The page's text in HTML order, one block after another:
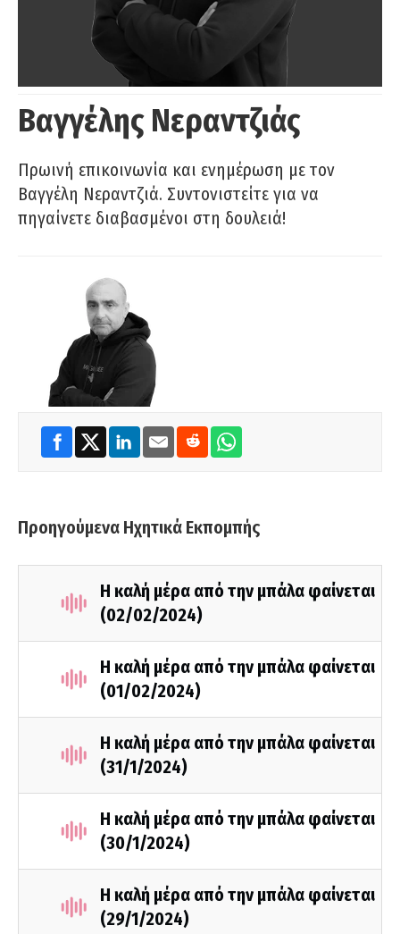
Βαγγέλης Νεραντζιάς
Πρωινή επικοινωνία και ενημέρωση με τον
Βαγγέλη Νεραντζιά. Συντονιστείτε για να
πηγαίνετε διαβασμένοι στη δουλειά!
Προηγούμενα Ηχητικά Εκπομπής
Η καλή μέρα από την μπάλα φαίνεται
(02/02/2024)
Η καλή μέρα από την μπάλα φαίνεται
(01/02/2024)
Η καλή μέρα από την μπάλα φαίνεται
(31/1/2024)
Η καλή μέρα από την μπάλα φαίνεται
(30/1/2024)
Η καλή μέρα από την μπάλα φαίνεται
(29/1/2024)